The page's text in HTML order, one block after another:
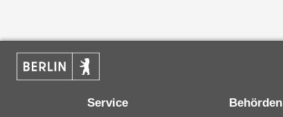
Service Behörden